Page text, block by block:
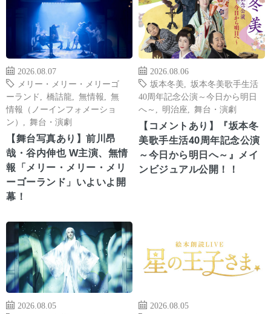
2026.08.07
メリー・メリー・メリーゴ
ーランド
橋詰龍 無情報
無
情報（ノーインフォメーショ
ン）
舞台・演劇
【舞台写真あり】前川昂
哉・谷内伸也 W主演、無情
報「メリー・メリー・メリ
ーゴーランド」いよいよ開
幕！
2026.08.06
坂本冬美
坂本冬美歌手生活
40周年記念公演～今日から明日
へ～
明治座 舞台・演劇
【コメントあり】『坂本冬
美歌手生活40周年記念公演
～今日から明日へ～』メイ
ンビジュアル公開！！
2026.08.05
2026.08.05